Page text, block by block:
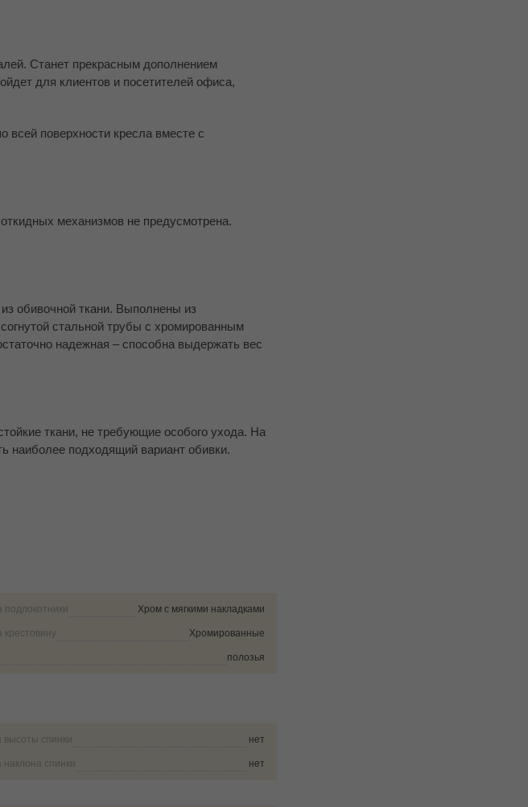
Станет прекрасным дополнением
для клиентов и посетителей офиса,
поверхности кресла вместе с
механизмов не предусмотрена.
обивочной ткани. Выполнены из
стальной трубы с хромированным
надежная – способна выдержать вес
ткани, не требующие особого ухода. На
наиболее подходящий вариант обивки.
подлокотники Хром с мягкими накладками
крестовину Хромированные
полозья
высоты спинки нет
наклона спинки нет